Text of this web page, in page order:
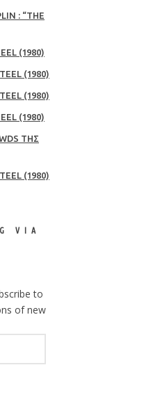
: “THE
(1980)
(1980)
(1980)
(1980)
ΤΗΣ
(1980)
VIA
to
of new